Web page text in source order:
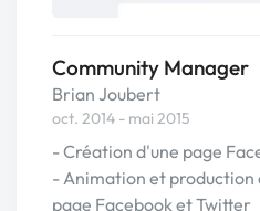
Community Manager
Brian Joubert
oct. 2014 - mai 2015
- Création d'une page
- Animation et production
page Facebook et Twitter